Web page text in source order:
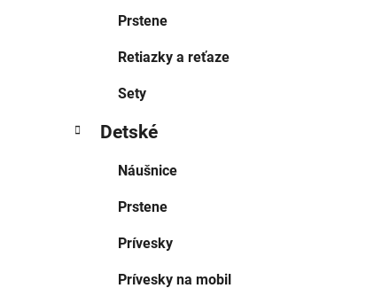
Prstene
Retiazky a reťaze
Sety
Detské
Náušnice
Prstene
Prívesky
Prívesky na mobil